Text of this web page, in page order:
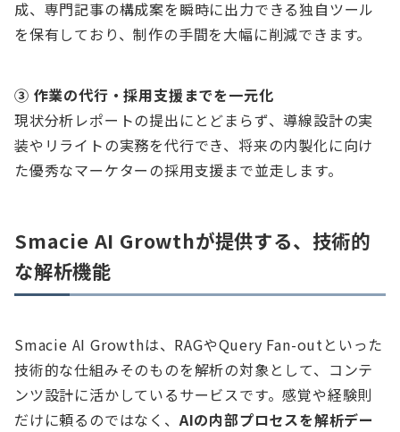
成、専門記事の構成案を瞬時に出力できる独自ツール
を保有しており、制作の手間を大幅に削減できます。
③ 作業の代行・採用支援までを一元化
現状分析レポートの提出にとどまらず、導線設計の実
装やリライトの実務を代行でき、将来の内製化に向け
た優秀なマーケターの採用支援まで並走します。
Smacie AI Growthが提供する、技術的
な解析機能
Smacie AI Growthは、RAGやQuery Fan-outといった
技術的な仕組みそのものを解析の対象として、コンテ
ンツ設計に活かしているサービスです。感覚や経験則
だけに頼るのではなく、AIの内部プロセスを解析デー